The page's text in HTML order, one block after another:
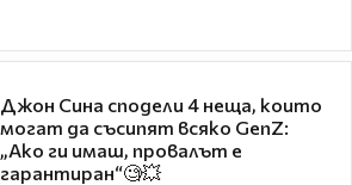
Джон Сина сподели 4 неща, които
могат да съсипят всяко GenZ:
„Ако ги имаш, провалът е
гарантиран“🧐💥